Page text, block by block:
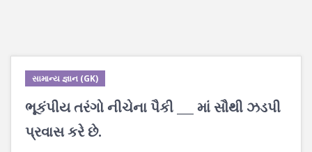
સામાન્ય જ્ઞાન (GK)
ભૂકંપીય તરંગો નીચેના પૈકી ___ માં સૌથી ઝડપી
પ્રવાસ કરે છે.